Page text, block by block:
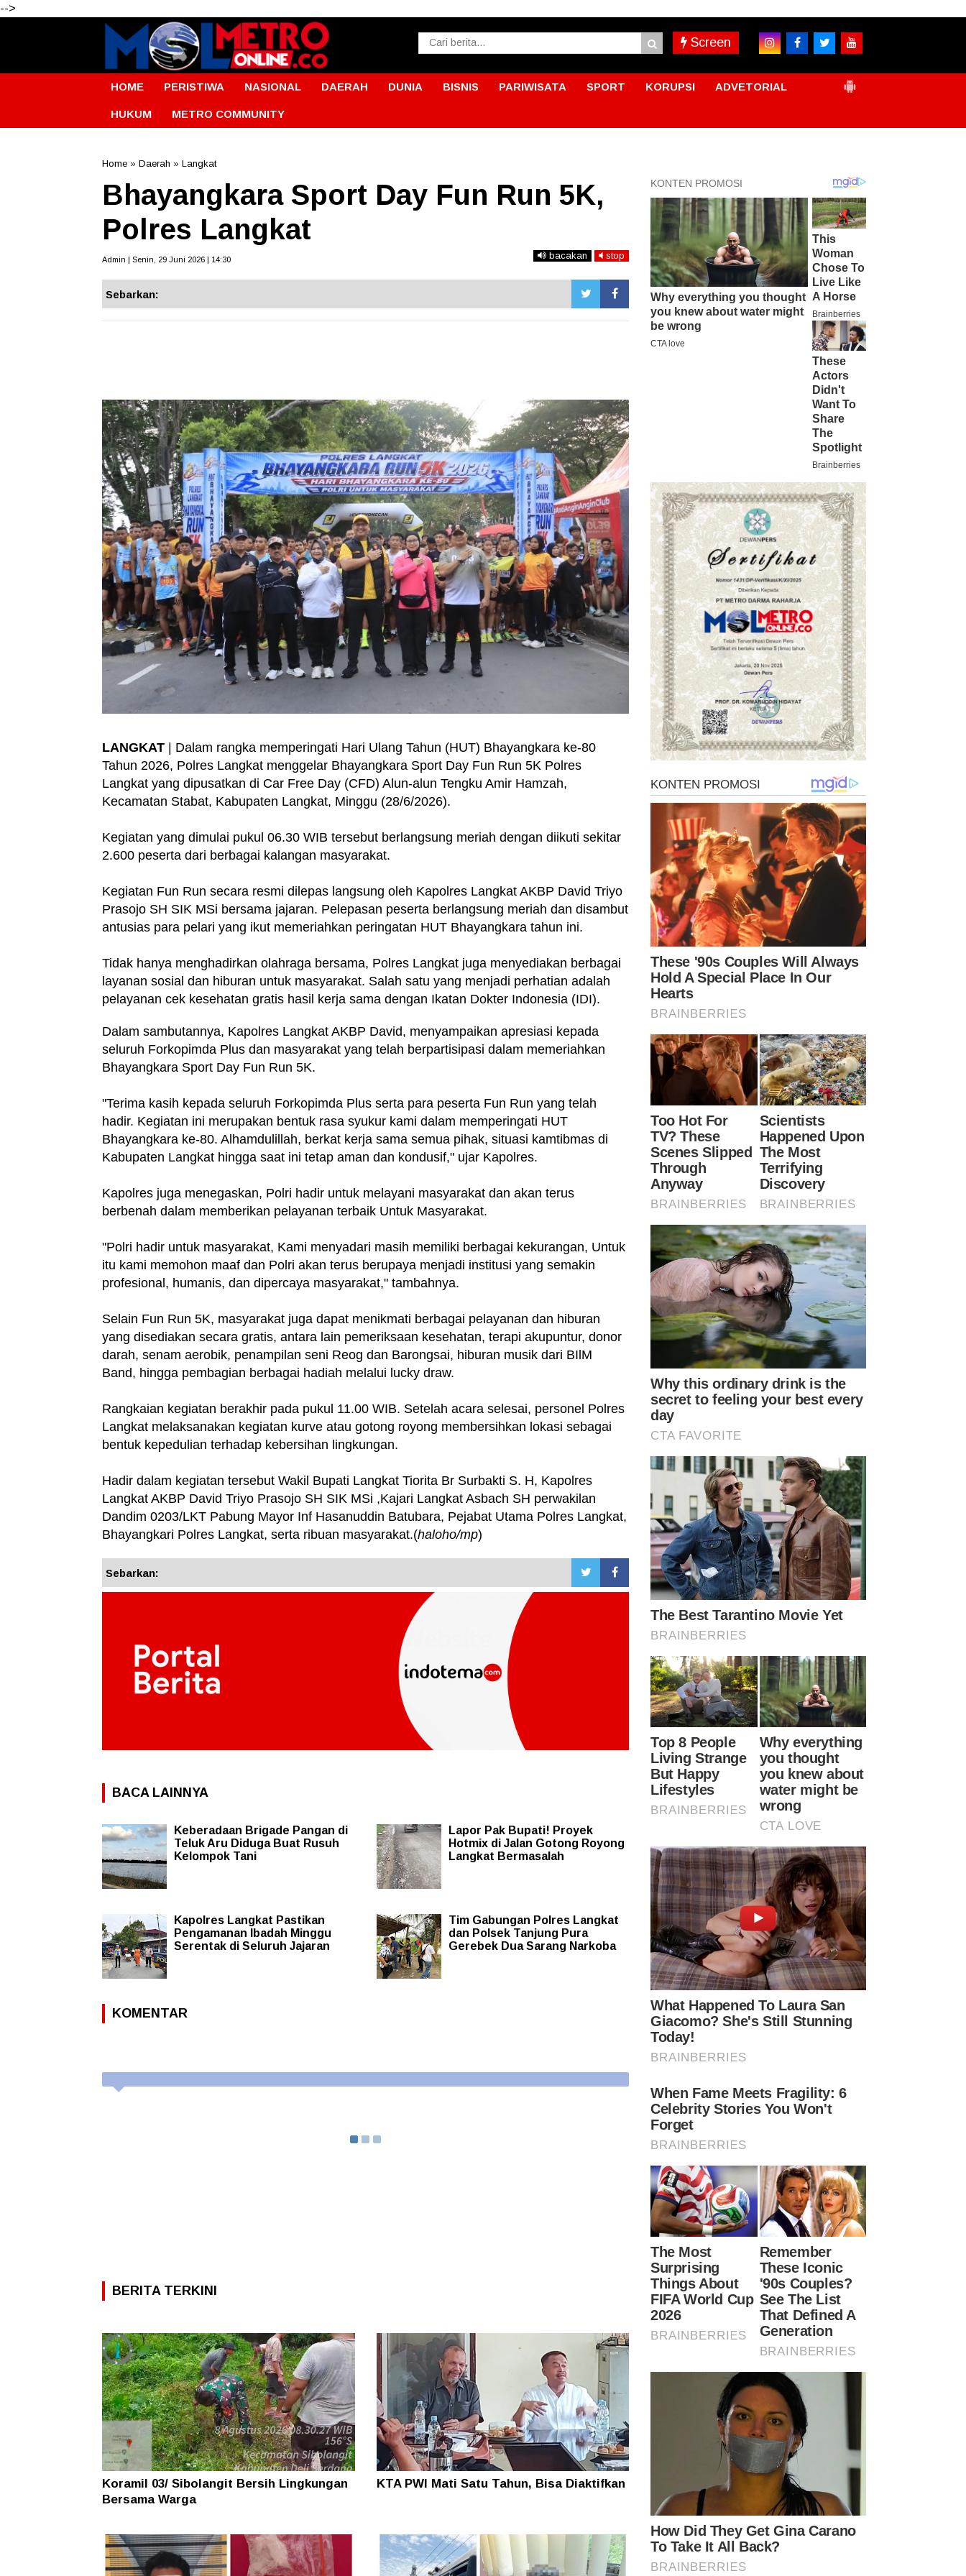
-->
Screen
HOME PERISTIWA NASIONAL DAERAH DUNIA BISNIS PARIWISATA SPORT KORUPSI ADVETORIAL
HUKUM METRO COMMUNITY
Home » Daerah » Langkat
Bhayangkara Sport Day Fun Run 5K,
Polres Langkat
Admin | Senin, 29 Juni 2026 | 14:30 bacakan stop
Sebarkan:
LANGKAT | Dalam rangka memperingati Hari Ulang Tahun (HUT) Bhayangkara ke-80
Tahun 2026, Polres Langkat menggelar Bhayangkara Sport Day Fun Run 5K Polres
Langkat yang dipusatkan di Car Free Day (CFD) Alun-alun Tengku Amir Hamzah,
Kecamatan Stabat, Kabupaten Langkat, Minggu (28/6/2026).
Kegiatan yang dimulai pukul 06.30 WIB tersebut berlangsung meriah dengan diikuti sekitar
2.600 peserta dari berbagai kalangan masyarakat.
Kegiatan Fun Run secara resmi dilepas langsung oleh Kapolres Langkat AKBP David Triyo
Prasojo SH SIK MSi bersama jajaran. Pelepasan peserta berlangsung meriah dan disambut
antusias para pelari yang ikut memeriahkan peringatan HUT Bhayangkara tahun ini.
Tidak hanya menghadirkan olahraga bersama, Polres Langkat juga menyediakan berbagai
layanan sosial dan hiburan untuk masyarakat. Salah satu yang menjadi perhatian adalah
pelayanan cek kesehatan gratis hasil kerja sama dengan Ikatan Dokter Indonesia (IDI).
Dalam sambutannya, Kapolres Langkat AKBP David, menyampaikan apresiasi kepada
seluruh Forkopimda Plus dan masyarakat yang telah berpartisipasi dalam memeriahkan
Bhayangkara Sport Day Fun Run 5K.
"Terima kasih kepada seluruh Forkopimda Plus serta para peserta Fun Run yang telah
hadir. Kegiatan ini merupakan bentuk rasa syukur kami dalam memperingati HUT
Bhayangkara ke-80. Alhamdulillah, berkat kerja sama semua pihak, situasi kamtibmas di
Kabupaten Langkat hingga saat ini tetap aman dan kondusif," ujar Kapolres.
Kapolres juga menegaskan, Polri hadir untuk melayani masyarakat dan akan terus
berbenah dalam memberikan pelayanan terbaik Untuk Masyarakat.
"Polri hadir untuk masyarakat, Kami menyadari masih memiliki berbagai kekurangan, Untuk
itu kami memohon maaf dan Polri akan terus berupaya menjadi institusi yang semakin
profesional, humanis, dan dipercaya masyarakat," tambahnya.
Selain Fun Run 5K, masyarakat juga dapat menikmati berbagai pelayanan dan hiburan
yang disediakan secara gratis, antara lain pemeriksaan kesehatan, terapi akupuntur, donor
darah, senam aerobik, penampilan seni Reog dan Barongsai, hiburan musik dari BIlM
Band, hingga pembagian berbagai hadiah melalui lucky draw.
Rangkaian kegiatan berakhir pada pukul 11.00 WIB. Setelah acara selesai, personel Polres
Langkat melaksanakan kegiatan kurve atau gotong royong membersihkan lokasi sebagai
bentuk kepedulian terhadap kebersihan lingkungan.
Hadir dalam kegiatan tersebut Wakil Bupati Langkat Tiorita Br Surbakti S. H, Kapolres
Langkat AKBP David Triyo Prasojo SH SIK MSi ,Kajari Langkat Asbach SH perwakilan
Dandim 0203/LKT Pabung Mayor Inf Hasanuddin Batubara, Pejabat Utama Polres Langkat,
Bhayangkari Polres Langkat, serta ribuan masyarakat.(haloho/mp)
Sebarkan:
BACA LAINNYA
Keberadaan Brigade Pangan di
Teluk Aru Diduga Buat Rusuh
Kelompok Tani
Lapor Pak Bupati! Proyek
Hotmix di Jalan Gotong Royong
Langkat Bermasalah
Kapolres Langkat Pastikan
Pengamanan Ibadah Minggu
Serentak di Seluruh Jajaran
Tim Gabungan Polres Langkat
dan Polsek Tanjung Pura
Gerebek Dua Sarang Narkoba
KOMENTAR
BERITA TERKINI
Koramil 03/ Sibolangit Bersih Lingkungan
Bersama Warga
KTA PWI Mati Satu Tahun, Bisa Diaktifkan